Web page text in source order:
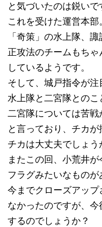
と気づいたのは鋭いで
これを受けた運営本部
「奇策」の水上隊、諏
正攻法のチームもちゃ
しているようです。
そして、城戸指令が注
水上隊と二宮隊とのこ
二宮隊については苦戦
と言っており、チカが
チカは大丈夫でしょう
またこの回、小荒井
フラグみたいなものが
今までクローズアップ
なかったのですが、今
するのでしょうか？